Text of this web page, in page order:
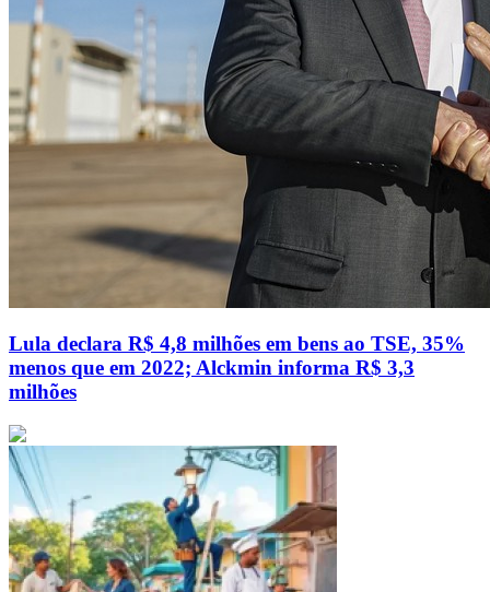
Lula declara R$ 4,8 milhões em bens ao TSE, 35%
menos que em 2022; Alckmin informa R$ 3,3
milhões